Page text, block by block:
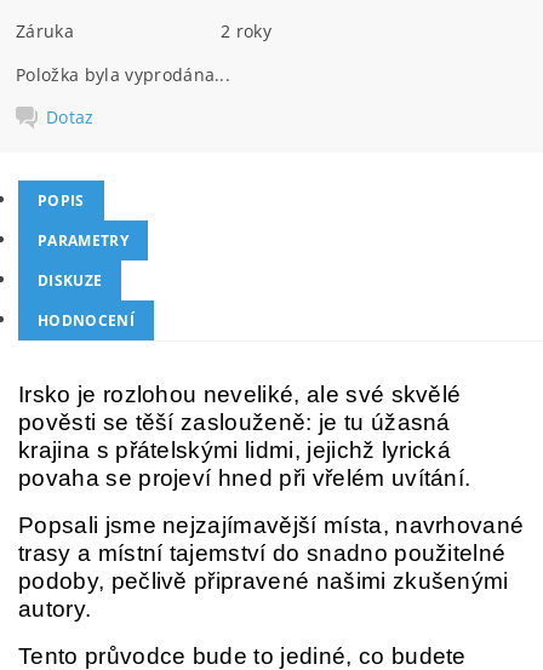
Záruka
2 roky
Položka byla vyprodána...
Dotaz
POPIS
PARAMETRY
DISKUZE
HODNOCENÍ
Irsko je rozlohou neveliké, ale své skvělé
pověsti se těší zaslouženě: je tu úžasná
krajina s přátelskými lidmi, jejichž lyrická
povaha se projeví hned při vřelém uvítání.
Popsali jsme nejzajímavější místa, navrhované
trasy a místní tajemství do snadno použitelné
podoby, pečlivě připravené našimi zkušenými
autory.
Tento průvodce bude to jediné, co budete